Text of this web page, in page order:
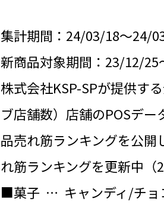
集計期間：24/03/18～24/
新商品対象期間：23/12/
株式会社KSP-SPが提供す
ブ店舗数）店舗のPOSデ
品売れ筋ランキングを公開
れ筋ランキングを更新中（
■菓子 … キャンディ/チョ